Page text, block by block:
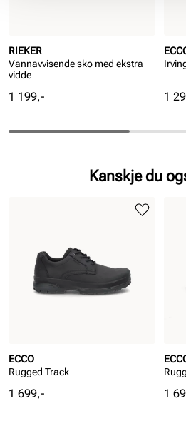
RIEKER
Vannavvisende sko med ekstra
vidde
Pris
1 199,- Pris
1
Kanskje du
ECCO
Rugged Track
Pris
1 699,- Pris
1